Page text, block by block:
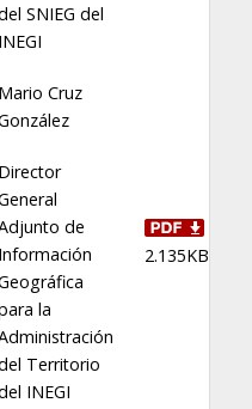
SNIEG del
INEGI
Mario Cruz
2.135KB
Director
de
Información
la
Territorio
INEGI